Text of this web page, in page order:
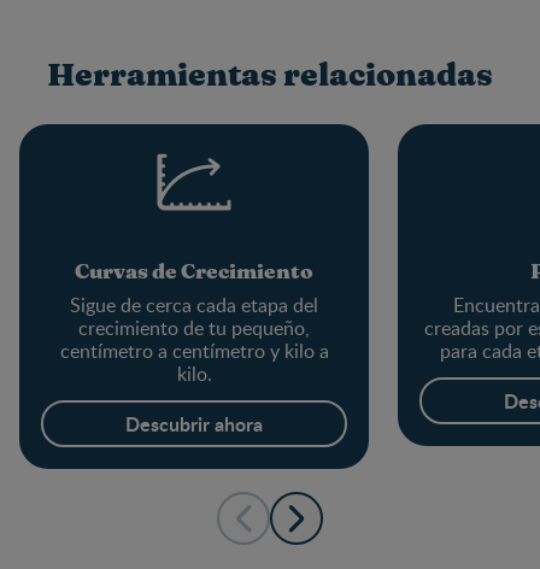
Herramientas relacionadas
Curvas de Crecimiento
Sigue de cerca cada etapa del
crecimiento de tu pequeño,
centímetro a centímetro y kilo a
kilo.
Descubrir ahora
creadas por
para cada